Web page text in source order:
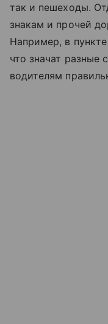
так и пешеходы.
знакам и прочей
Например, в
что значат разные
водителям